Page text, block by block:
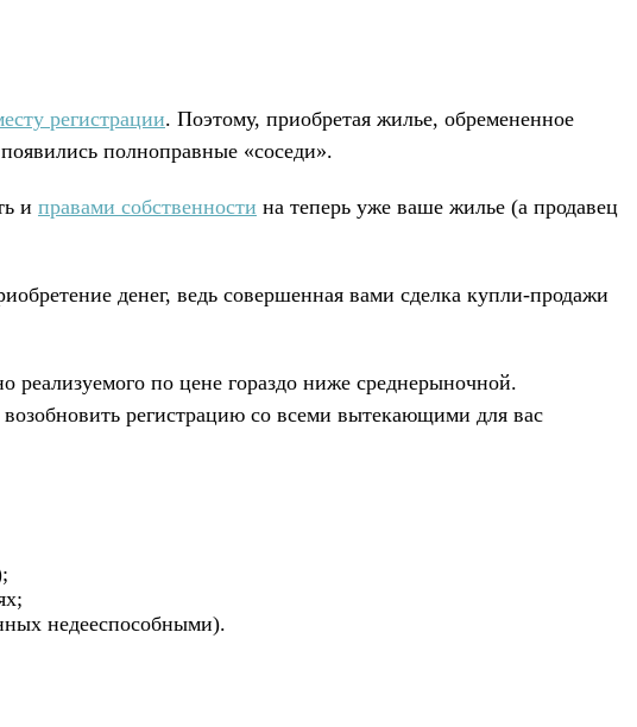
регистрации. Поэтому, приобретая жилье, обремененное
полноправные «соседи».
и правами собственности на теперь уже ваше жилье (а продавец
денег, ведь совершенная вами сделка купли-продажи
реализуемого по цене гораздо ниже среднерыночной.
регистрацию со всеми вытекающими для вас
недееспособными).